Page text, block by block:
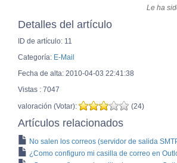
Le ha
Detalles del artículo
ID de artículo: 11
Categoría: E-Mail
Fecha de alta: 2010-04-03 22:41:38
Vistas : 7047
valoración (Votar):
(24)
Artículos relacionados
No salen los correos (servidor de salida
¿Como configuro mi casilla de correo en